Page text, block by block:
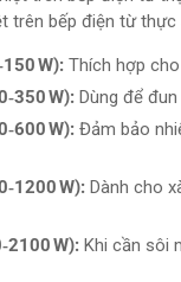
trên bếp điện từ
W): Thích hợp
W): Dùng để
W): Đảm bảo
W): Dành cho
W): Khi cần sôi